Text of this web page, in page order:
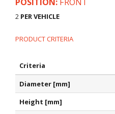
2 PER VEHICLE
PRODUCT CRITERIA
Criteria
Diameter [mm]
Height [mm]